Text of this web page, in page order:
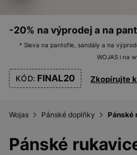
-20% na výprodej a na
* Sleva na pantofle, sandály a na
WOJAS i na
KÓD: FINAL20 Zkopírujte
Wojas Pánské doplňky Pánské
Pánské